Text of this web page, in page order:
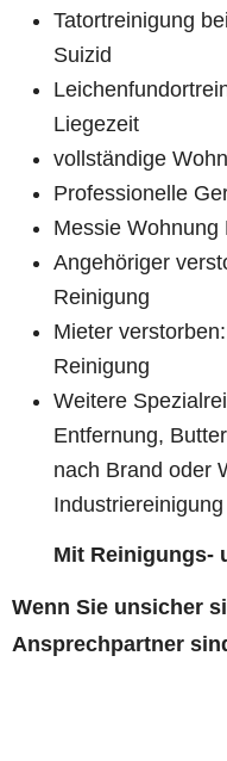
Tatortreinigung
Suizid
Liegezeit
vollständige
Professionelle
Messie Wohnung
Angehöriger
Reinigung
Mieter
Reinigung
Weitere
Entfernung,
nach Brand oder
Industriereinigung
Mit Reinigungs-
Wenn Sie unsicher
Ansprechpartner